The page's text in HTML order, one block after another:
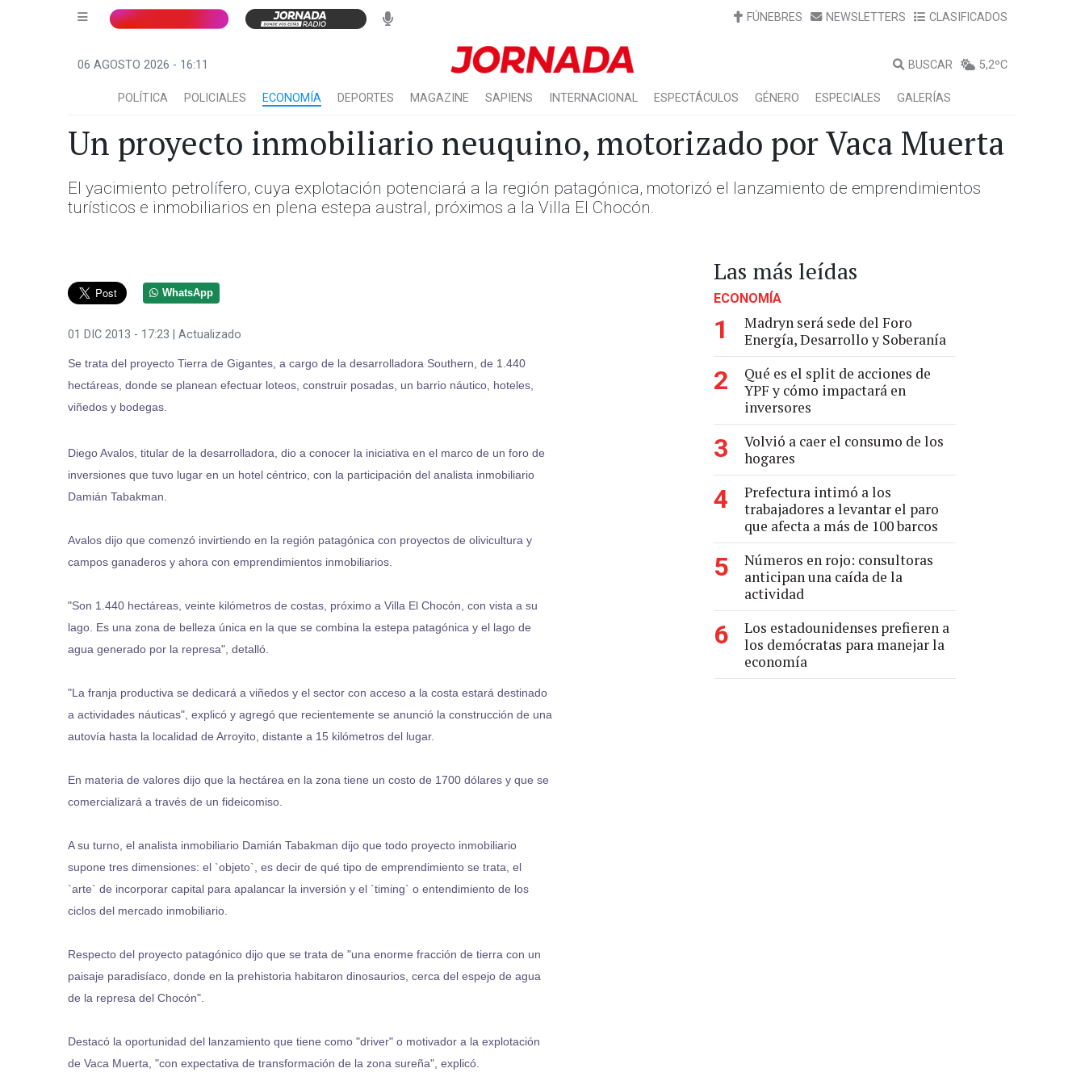
FÚNEBRES NEWSLETTERS CLASIFICADOS
06 AGOSTO 2026 - 16:11 BUSCAR 5,2ºC
POLÍTICA POLICIALES ECONOMÍA DEPORTES MAGAZINE SAPIENS INTERNACIONAL ESPECTÁCULOS GÉNERO ESPECIALES GALERÍAS
Un proyecto inmobiliario neuquino, motorizado por Vaca Muerta
El yacimiento petrolífero, cuya explotación potenciará a la región patagónica, motorizó el lanzamiento de emprendimientos
turísticos e inmobiliarios en plena estepa austral, próximos a la Villa El Chocón.
WhatsApp
01 DIC 2013 - 17:23 | Actualizado
Se trata del proyecto Tierra de Gigantes, a cargo de la desarrolladora Southern, de 1.440
hectáreas, donde se planean efectuar loteos, construir posadas, un barrio náutico, hoteles,
viñedos y bodegas.
Diego Avalos, titular de la desarrolladora, dio a conocer la iniciativa en el marco de un foro de
inversiones que tuvo lugar en un hotel céntrico, con la participación del analista inmobiliario
Damián Tabakman.
Avalos dijo que comenzó invirtiendo en la región patagónica con proyectos de olivicultura y
campos ganaderos y ahora con emprendimientos inmobiliarios.
"Son 1.440 hectáreas, veinte kilómetros de costas, próximo a Villa El Chocón, con vista a su
lago. Es una zona de belleza única en la que se combina la estepa patagónica y el lago de
agua generado por la represa", detalló.
"La franja productiva se dedicará a viñedos y el sector con acceso a la costa estará destinado
a actividades náuticas", explicó y agregó que recientemente se anunció la construcción de una
autovía hasta la localidad de Arroyito, distante a 15 kilómetros del lugar.
En materia de valores dijo que la hectárea en la zona tiene un costo de 1700 dólares y que se
comercializará a través de un fideicomiso.
A su turno, el analista inmobiliario Damián Tabakman dijo que todo proyecto inmobiliario
supone tres dimensiones: el `objeto`, es decir de qué tipo de emprendimiento se trata, el
`arte` de incorporar capital para apalancar la inversión y el `timing` o entendimiento de los
ciclos del mercado inmobiliario.
Respecto del proyecto patagónico dijo que se trata de "una enorme fracción de tierra con un
paisaje paradisíaco, donde en la prehistoria habitaron dinosaurios, cerca del espejo de agua
de la represa del Chocón".
Destacó la oportunidad del lanzamiento que tiene como "driver" o motivador a la explotación
de Vaca Muerta, "con expectativa de transformación de la zona sureña", explicó.
Las más leídas
ECONOMÍA
1
Madryn será sede del Foro
Energía, Desarrollo y Soberanía
2
Qué es el split de acciones de
YPF y cómo impactará en
inversores
3
Volvió a caer el consumo de los
hogares
4
Prefectura intimó a los
trabajadores a levantar el paro
que afecta a más de 100 barcos
5
Números en rojo: consultoras
anticipan una caída de la
actividad
6
Los estadounidenses prefieren a
los demócratas para manejar la
economía